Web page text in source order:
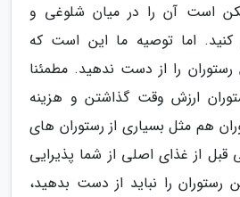
است آن را در میان شلوغی و
کنید. اما توصیه ما این است که
را از دست ندهید. مطمئنا
ارزش وقت گذاشتن و هزینه
هم مثل بسیاری از رستوران های
قبل از غذای اصلی از شما پذیرایی
را نباید از دست بدهید،